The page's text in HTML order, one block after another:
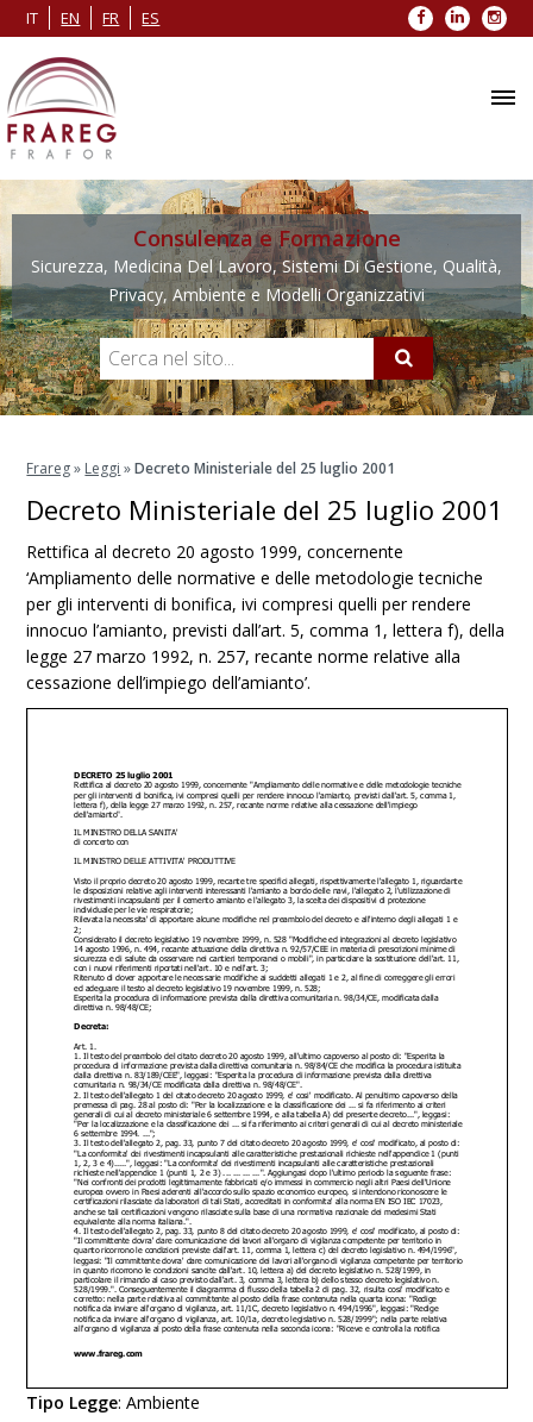
IT EN FR ES Facebook
LinkedIn
Consulenza e Formazione
Sicurezza, Medicina Del Lavoro, Sistemi Di Gestione, Qualità,
Privacy, Ambiente e Modelli Organizzativi
Frareg» Leggi »Decreto Ministeriale del 25 luglio 2001
Decreto Ministeriale del 25 luglio 2001
Rettifica al decreto 20 agosto 1999, concernente
‘Ampliamento delle normative e delle metodologie tecniche
per gli interventi di bonifica, ivi compresi quelli per rendere
innocuo l’amianto, previsti dall’art. 5, comma 1, lettera f), della
legge 27 marzo 1992, n. 257, recante norme relative alla
cessazione dell’impiego dell’amianto’.
Tipo Legge:Ambiente